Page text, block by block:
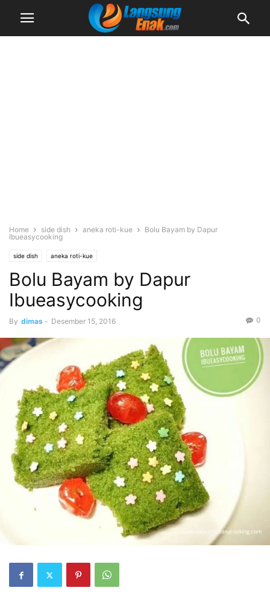
Home side dish aneka roti-kue
Bolu Bayam by Dapur
Ibueasycooking
side dish aneka roti-kue
Bolu Bayam by Dapur
Ibueasycooking
By dimas - Desember 15, 2016 0